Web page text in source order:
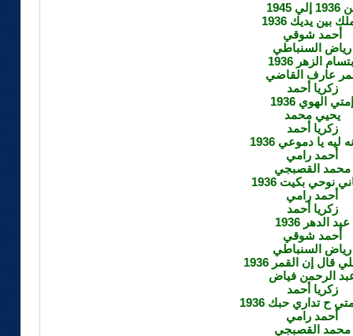
إلي 1945
بين يديك 1936
أحمد شوقي
رياض السنباطي
الزهر 1936
عارف القاضي
زكريا أحمد
إمتي الهوي 1936
يحيي محمد
زكريا أحمد
ليه يا دموعي 1936
أحمد رامي
محمد القصبجي
نوحي بكيت 1936
أحمد رامي
زكريا أحمد
عيد الدهر 1936
أحمد شوقي
رياض السنباطي
قال إن القمر 1936
الرحمن فياض
زكريا أحمد
ح تداري حبك 1936
أحمد رامي
محمد القصبجي